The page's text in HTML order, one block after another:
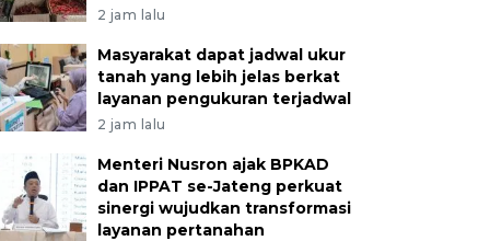
2 jam lalu
Masyarakat dapat jadwal ukur
tanah yang lebih jelas berkat
layanan pengukuran terjadwal
2 jam lalu
Menteri Nusron ajak BPKAD
dan IPPAT se-Jateng perkuat
sinergi wujudkan transformasi
layanan pertanahan